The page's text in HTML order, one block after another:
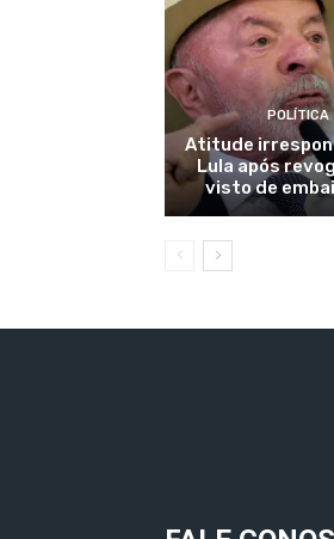
POLÍTICA
Atitude
Lula após
visto de